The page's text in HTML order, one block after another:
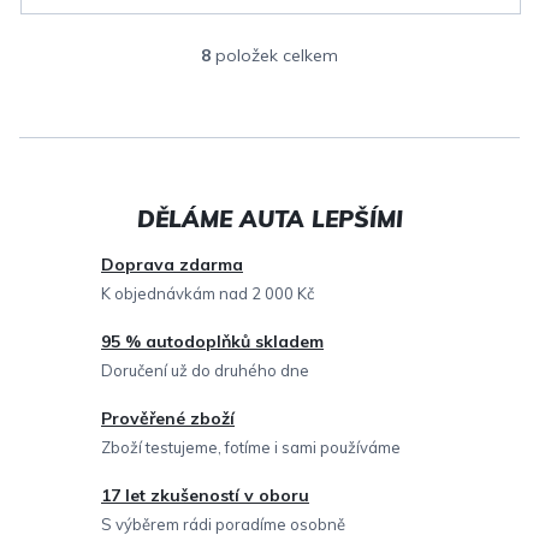
O
l
a
í
p
r
y
v
ý
8 položek celkem
Doprava zdarma
K objednávkám nad 2 000 Kč
95 % autodoplňků skladem
Doručení už do druhého dne
Prověřené zboží
Zboží testujeme, fotíme i sami používáme
17 let zkušeností v oboru
S výběrem rádi poradíme osobně